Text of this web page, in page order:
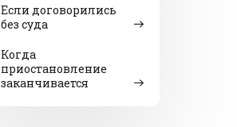
Если договорились
без суда
Когда
приостановление
заканчивается